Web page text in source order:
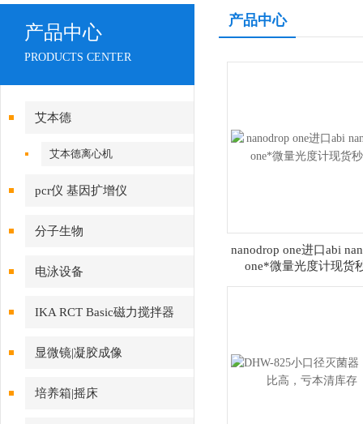
产品中心
PRODUCTS CENTER
艾本德
艾本德离心机
pcr仪 基因扩增仪
分子生物
电泳设备
IKA RCT Basic磁力搅拌器
显微镜|凝胶成像
培养箱|摇床
产品中心
nanodrop one进口abi
one*微量光度计现货